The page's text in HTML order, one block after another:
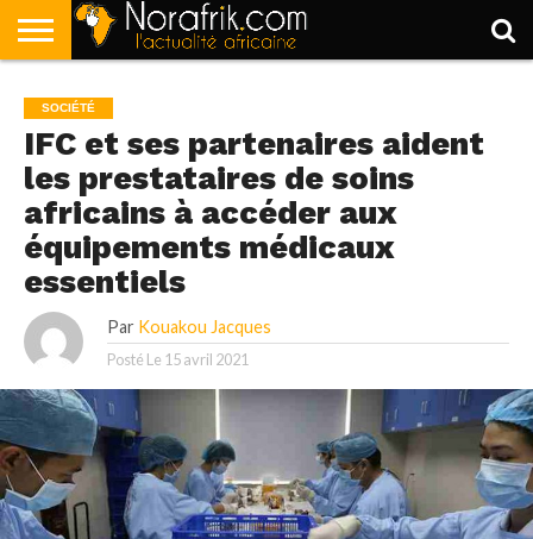
POLITIQUE
SOCIÉTÉ
ECONOMIE
SPORT
LIFESTYLE
SOCIÉTÉ
IFC et ses partenaires aident
les prestataires de soins
africains à accéder aux
équipements médicaux
essentiels
Par Kouakou Jacques
Posté Le 15 avril 2021